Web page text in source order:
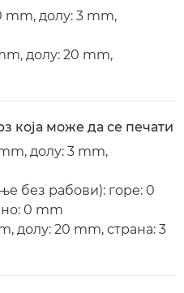
mm, долу: 3 mm,
долу: 20 mm,
која може да се печати
долу: 3 mm,
без рабови): горе: 0
0 mm
долу: 20 mm, страна: 3